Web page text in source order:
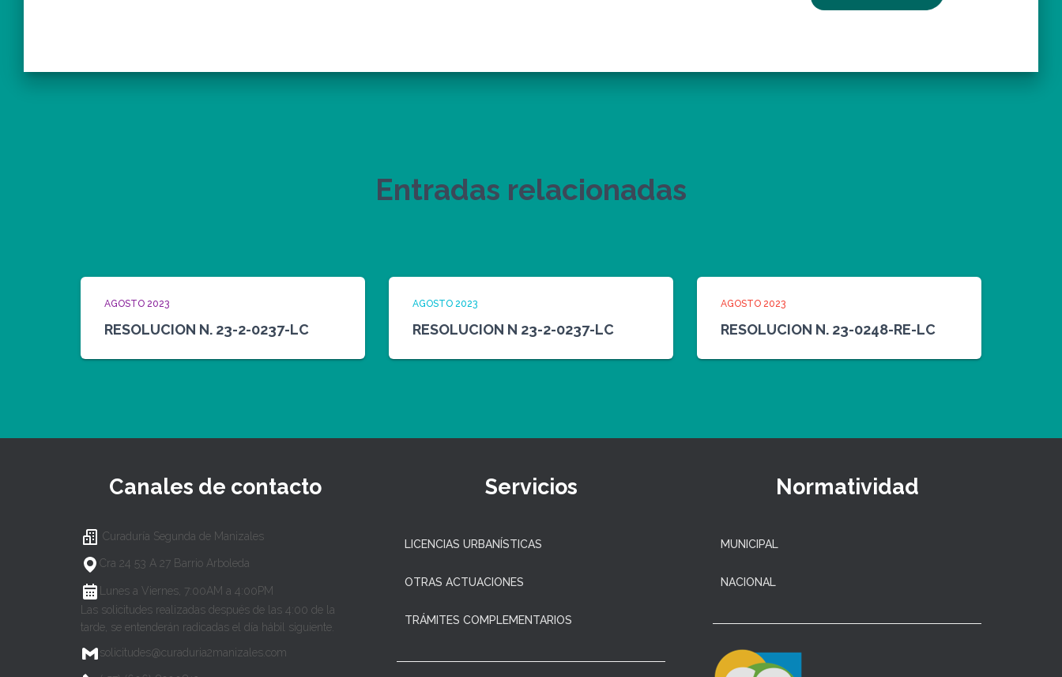
Entradas relacionadas
AGOSTO 2023
RESOLUCION N. 23-2-0237-LC
AGOSTO 2023
RESOLUCION N 23-2-0237-LC
AGOSTO 2023
RESOLUCION N. 23-0248-RE-LC
Canales de contacto
Curaduría Segunda de Manizales
Cra 24 53 A 27 Barrio Arboleda
Lunes a Viernes, 7:00AM a 4:00PM
Las solicitudes realizadas después de las 4:00 de la
tarde, se entenderán radicadas el día hábil siguiente.
solicitudes@curaduria2manizales.com
Servicios
LICENCIAS URBANÍSTICAS
OTRAS ACTUACIONES
TRÁMITES COMPLEMENTARIOS
Normatividad
MUNICIPAL
NACIONAL